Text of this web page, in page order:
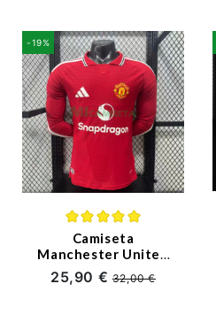
-19%
Camiseta
Manchester United
Primera Equipación
2026/2027 ML Rojo
25,90 €32,00 €